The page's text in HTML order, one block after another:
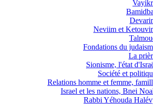
Neviim et
Fondations du
La
Sionisme, l'état
Société et
Relations homme et femme,
Israel et les nations, Bnei
Rabbi Yéhouda